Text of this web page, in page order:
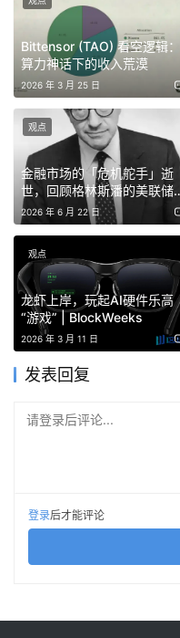
先说一个此前让我印象
Claude Code 黑客松，
只有一位是设计工程师背
行业的从业者。
这件事放在五年前是不
品，第一件事是招技术
现在，代码这一关 AI 帮
这意味着什么？意味着
不会写代码决定，而是由
而这恰恰是跨界者的主
场，我也看到了来到现场
外和惊喜的。
一个律师比工程师更知
的门槛之外，现在门槛在
跨界者的涌入，是产品创
Bittensor (TAO) 看空逻辑：
算力神话下的收入荒漠
2026 年 3 月 25 日
金融市场的「危机舵手」逝
世，回顾格林斯潘的美联储
涯
2026 年 6 月 22 日
观点
龙虾上岸，玩起AI硬件乐高
“游戏” | BlockWeeks
2026 年 3 月 11 日
观点
发表回复
请登录后评论...
登录后才能评论